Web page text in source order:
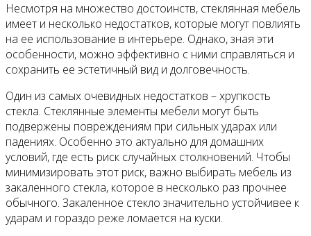
Несмотря на множество достоинств, стеклянная мебель
имеет и несколько недостатков, которые могут повлиять
на ее использование в интерьере. Однако, зная эти
особенности, можно эффективно с ними справляться и
сохранить ее эстетичный вид и долговечность.
Один из самых очевидных недостатков – хрупкость
стекла. Стеклянные элементы мебели могут быть
подвержены повреждениям при сильных ударах или
падениях. Особенно это актуально для домашних
условий, где есть риск случайных столкновений. Чтобы
минимизировать этот риск, важно выбирать мебель из
закаленного стекла, которое в несколько раз прочнее
обычного. Закаленное стекло значительно устойчивее к
ударам и гораздо реже ломается на куски.